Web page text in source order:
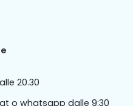
20.30
o whatsapp dalle 9:30